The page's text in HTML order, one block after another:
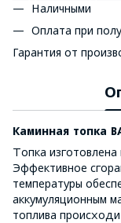
Наличными
Оплата при
Гарантия от
Каминная топка
Топка изготовлена
Эффективное
температуры
аккумуляционным
топлива